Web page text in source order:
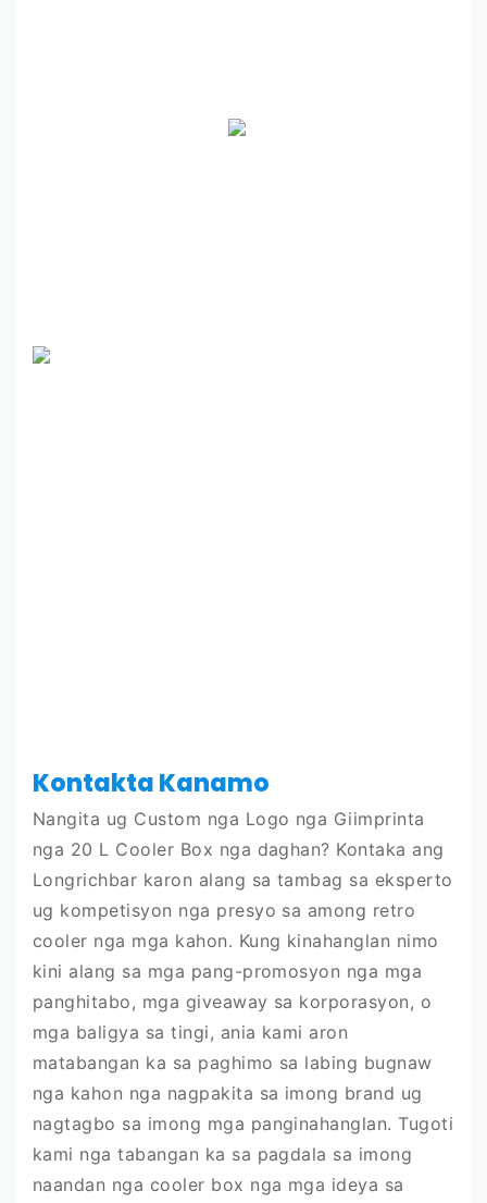
Kontakta Kanamo
Nangita ug Custom nga Logo nga Giimprinta
nga 20 L Cooler Box nga daghan? Kontaka ang
Longrichbar karon alang sa tambag sa eksperto
ug kompetisyon nga presyo sa among retro
cooler nga mga kahon. Kung kinahanglan nimo
kini alang sa mga pang-promosyon nga mga
panghitabo, mga giveaway sa korporasyon, o
mga baligya sa tingi, ania kami aron
matabangan ka sa paghimo sa labing bugnaw
nga kahon nga nagpakita sa imong brand ug
nagtagbo sa imong mga panginahanglan. Tugoti
kami nga tabangan ka sa pagdala sa imong
naandan nga cooler box nga mga ideya sa